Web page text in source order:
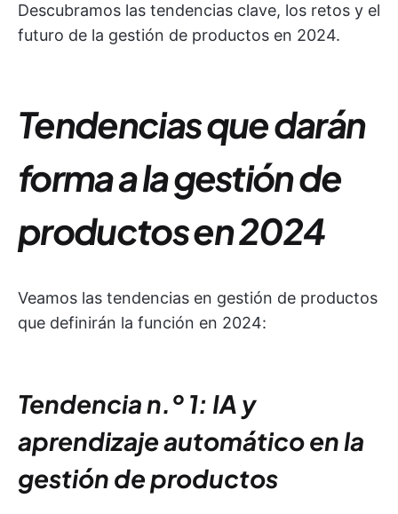
Descubramos las tendencias clave, los retos y el
futuro de la gestión de productos en 2024.
Tendencias que darán
forma a la gestión de
productos en 2024
Veamos las tendencias en gestión de productos
que definirán la función en 2024:
Tendencia n.º 1: IA y
aprendizaje automático en la
gestión de productos